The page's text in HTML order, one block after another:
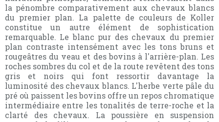
la pénombre comparativement aux chevaux blancs
du premier plan. La palette de couleurs de Koller
constitue un autre élément de sophistication
remarquable. Le blanc pur des chevaux du premier
plan contraste intensément avec les tons bruns et
rougeâtres du veau et des bovins à l'arrière-plan. Les
roches sombres du col et de la route revêtent des tons
gris et noirs qui font ressortir davantage la
luminosité des chevaux blancs. L'herbe verte pâle du
pré où paissent les bovins offre un repos chromatique
intermédiaire entre les tonalités de terre-roche et la
clarté des chevaux. La poussière en suspension